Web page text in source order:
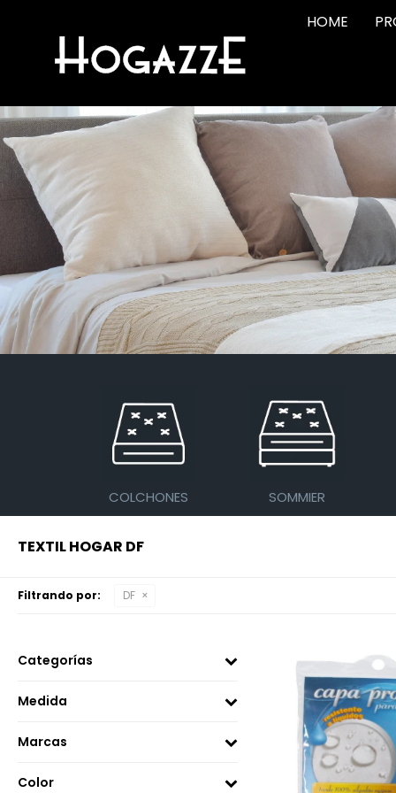
HOME
COLCHONES SOMMIER
TEXTIL HOGAR DF
Filtrando por: DF
Categorías
Marcas
Color
Medida